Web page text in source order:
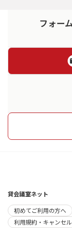
フォー
貸会議室ネット
初めてご利用の方へ
利用規約・キャンセ